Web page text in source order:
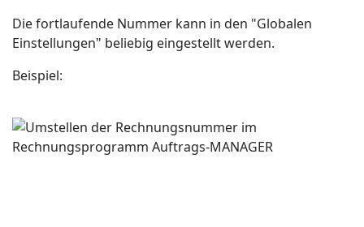
Die fortlaufende Nummer kann in den "Globalen
Einstellungen" beliebig eingestellt werden.
Beispiel: